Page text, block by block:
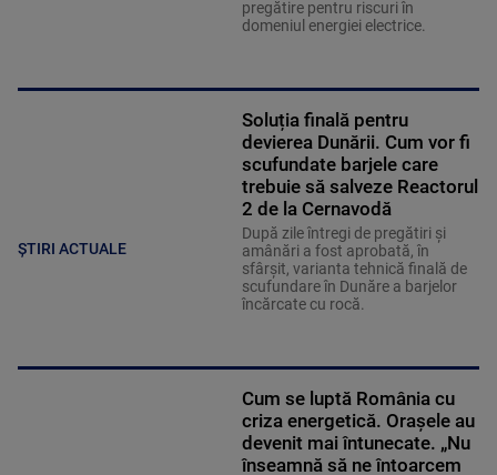
pregătire pentru riscuri în
domeniul energiei electrice.
ȘTIRI ACTUALE
Soluția finală pentru
devierea Dunării. Cum vor fi
scufundate barjele care
trebuie să salveze Reactorul
2 de la Cernavodă
După zile întregi de pregătiri și
amânări a fost aprobată, în
sfârșit, varianta tehnică finală de
scufundare în Dunăre a barjelor
încărcate cu rocă.
Cum se luptă România cu
criza energetică. Orașele au
devenit mai întunecate. „Nu
înseamnă să ne întoarcem